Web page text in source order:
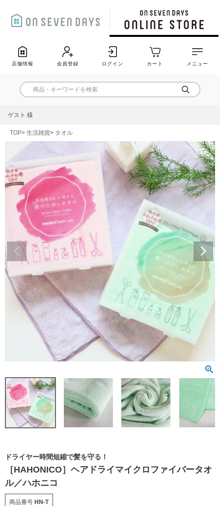
店舗情報 会員登録 ログイン カート メニュー
ゲスト 様
TOP 生活雑貨 タオル
ドライヤー時間短縮で髪を守る！
［HAHONICO］ヘアドライマイクロファイバータオ
ル／ハホニコ
商品番号 HN-T